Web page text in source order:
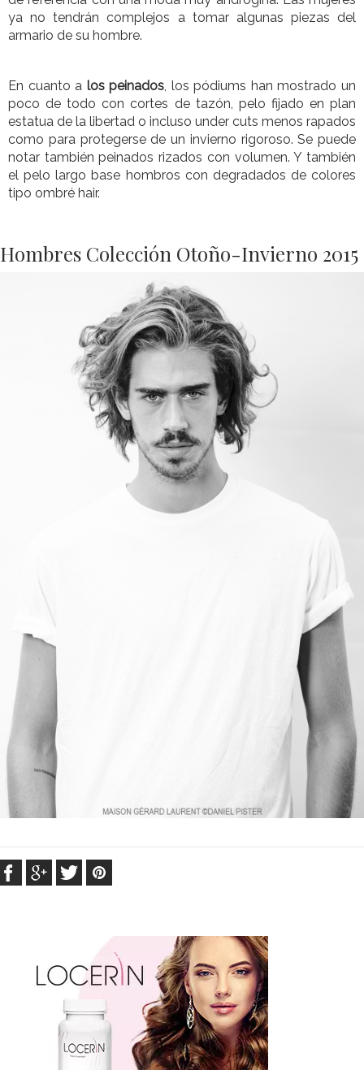
ya no tendrán complejos a tomar algunas piezas del
armario de su hombre.
En cuanto a los peinados, los pódiums han mostrado un
poco de todo con cortes de tazón, pelo fijado en plan
estatua de la libertad o incluso under cuts menos rapados
como para protegerse de un invierno rigoroso. Se puede
notar también peinados rizados con volumen. Y también
el pelo largo base hombros con degradados de colores
tipo ombré hair.
Hombres Colección Otoño-Invierno 2015